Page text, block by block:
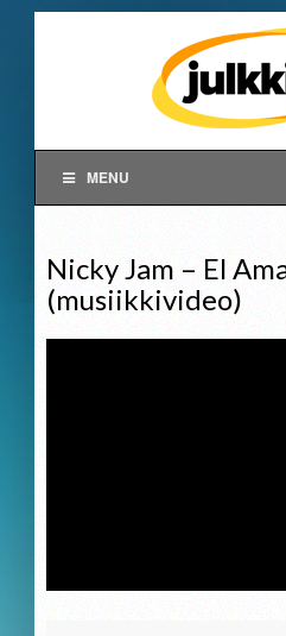
MENU
Nicky Jam – El
(musiikkivideo)